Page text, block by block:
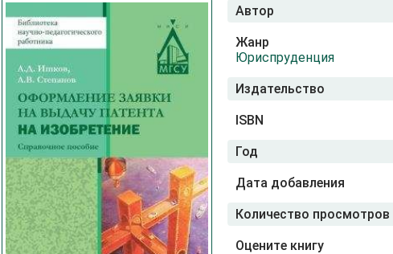
Автор
Жанр
Юриспруденция
Издательство
ISBN
Год
Дата добавления
Количество просмотров
Оцените книгу